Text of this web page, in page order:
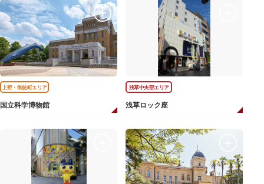
上野・御徒町エリア
国立科学博物館
浅草中央部エリア
浅草ロック座